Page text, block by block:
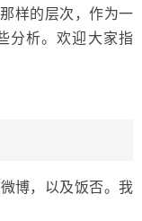
样的层次，作为一
分析。欢迎大家指
博，以及饭否。我